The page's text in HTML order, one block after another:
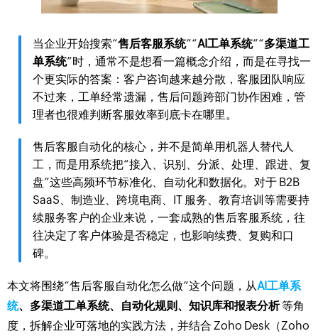
当企业开始搜索“售后客服系统”“AI工单系统”“多渠道工
单系统”时，通常不是想看一篇概念介绍，而是在寻找一
个更实际的答案：客户咨询越来越分散，客服团队响应
不过来，工单经常遗漏，售后问题跨部门协作困难，管
理者也很难判断客服效率到底卡在哪里。
售后客服自动化的核心，并不是简单用机器人替代人
工，而是用系统把“接入、识别、分派、处理、跟进、复
盘”这些高频环节标准化、自动化和数据化。对于 B2B
SaaS、制造业、跨境电商、IT 服务、教育培训等需要持
续服务客户的企业来说，一套成熟的售后客服系统，往
往决定了客户体验是否稳定，也影响续费、复购和口
碑。
本文将围绕“售后客服自动化怎么做”这个问题，从AI工单系
统、多渠道工单系统、自动化规则、知识库和报表分析等角
度，拆解企业可落地的实践方法，并结合 Zoho Desk（Zoho